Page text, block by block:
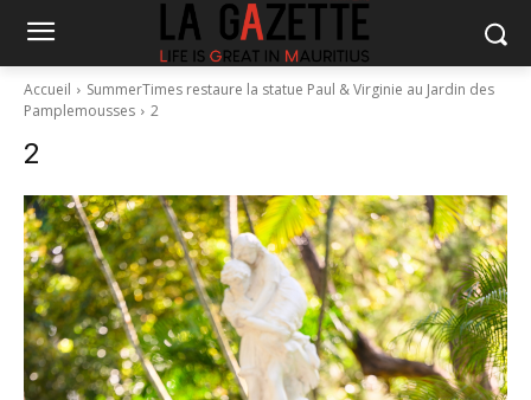
Accueil
SummerTimes restaure la statue Paul & Virginie au Jardin des
Pamplemousses
2
2